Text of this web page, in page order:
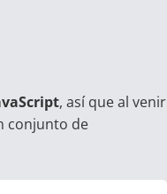
, así que al venir
conjunto de